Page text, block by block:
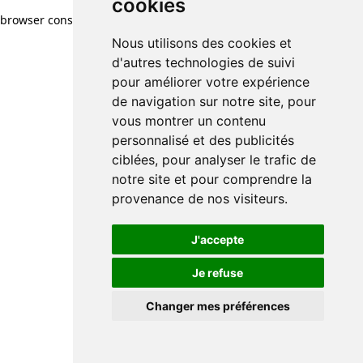
cookies
Nous utilisons des cookies et
d'autres technologies de suivi
pour améliorer votre expérience
de navigation sur notre site, pour
vous montrer un contenu
personnalisé et des publicités
ciblées, pour analyser le trafic de
notre site et pour comprendre la
provenance de nos visiteurs.
J'accepte
Je refuse
Changer mes préférences
browser console for more information)